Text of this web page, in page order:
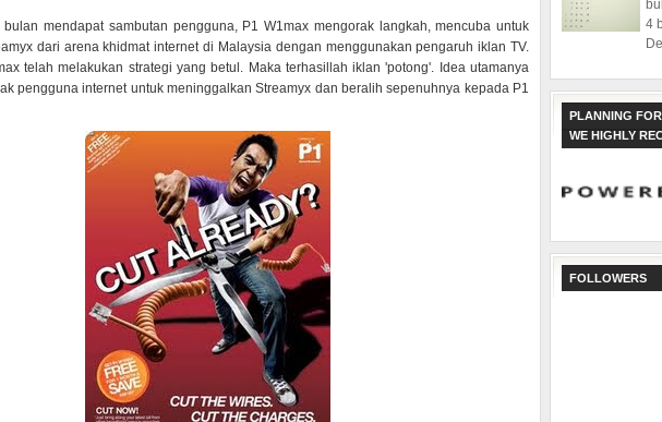
mendapat sambutan pengguna, P1 W1max mengorak langkah, mencuba untuk
dari arena khidmat internet di Malaysia dengan menggunakan pengaruh iklan TV.
telah melakukan strategi yang betul. Maka terhasillah iklan 'potong'. Idea utamanya
pengguna internet untuk meninggalkan Streamyx dan beralih sepenuhnya kepada P1
4
PLANNING
WE HIGHLY
FOLLOWERS